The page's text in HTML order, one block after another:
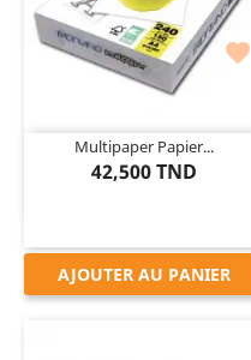

Multipaper Papier...
42,500 TND
AJOUTER AU PANIER